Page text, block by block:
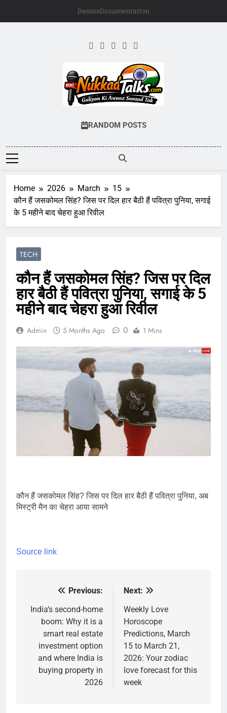
DemosDocumentation
Galiyon Ki Awaaz Sansad Tak
RANDOM POSTS
Home 2026 March
15
कौन हैं जसकोमल सिंह? जिस पर दिल हार बैठी हैं पवित्रा पुनिया, सगाई
के 5 महीने बाद चेहरा हुआ रिवील
TECH
कौन हैं जसकोमल सिंह? जिस पर दिल
हार बैठी हैं पवित्रा पुनिया, सगाई के 5
महीने बाद चेहरा हुआ रिवील
Admin 5 Months Ago 0 1 Mins
कौन हैं जसकोमल सिंह? जिस पर दिल हार बैठी हैं पवित्रा पुनिया, अब
मिस्ट्री मैन का चेहरा आया सामने
Source link
navigation
Previous:
India’s second-home
boom: Why it is a
smart real estate
investment option
and where India is
buying property in
2026
Next:
Weekly Love
Horoscope
Predictions, March
15 to March 21,
2026: Your zodiac
love forecast for this
week